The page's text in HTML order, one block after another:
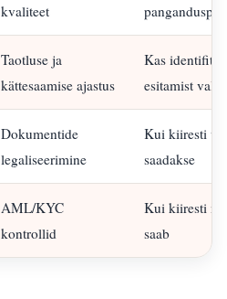
kvaliteet
Taotluse ja
kättesaamise ajastus
Kas
esitamist
Dokumentide
legaliseerimine
Kui kiiresti
saadakse
AML/KYC
kontrollid
Kui kiiresti
saab